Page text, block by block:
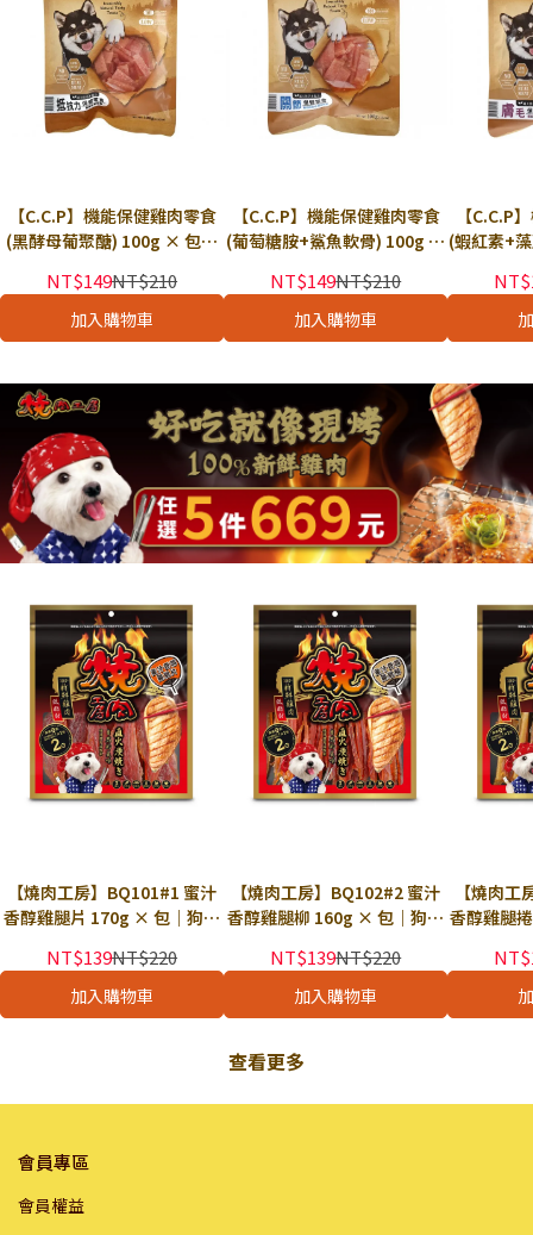
【C.C.P】機能保健雞肉零食
(黑酵母葡聚醣) 100g × 包｜
抵抗力保健
NT$149NT$210
加入購物車
【C.C.P】機能保健雞肉零食
(葡萄糖胺+鯊魚軟骨) 100g ×
食 關節保健
NT$149NT$210
加入購物車
【C.C.P
(蝦紅素+
【燒肉工房】BQ101#1 蜜汁
香醇雞腿片 170g × 包｜狗零
NT$139NT$220
加入購物車
【燒肉工房】BQ102#2 蜜汁
香醇雞腿柳 160g × 包｜狗零
NT$139NT$220
加入購物車
【燒肉
香醇雞腿
查看更多
會員專區
會員權益